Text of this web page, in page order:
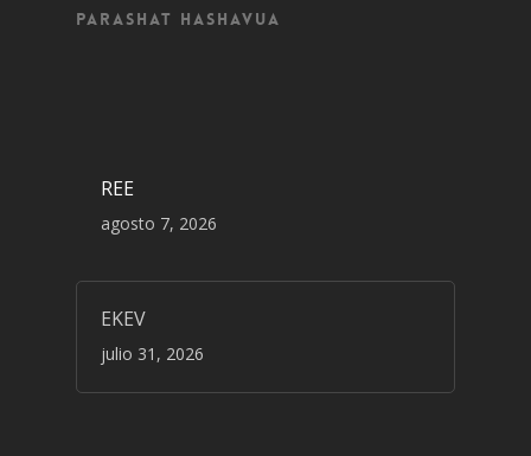
Parashat Hashavua
REE
agosto 7, 2026
EKEV
julio 31, 2026